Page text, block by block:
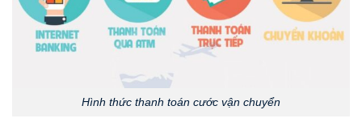
Hình thức thanh toán cước vận chuyển